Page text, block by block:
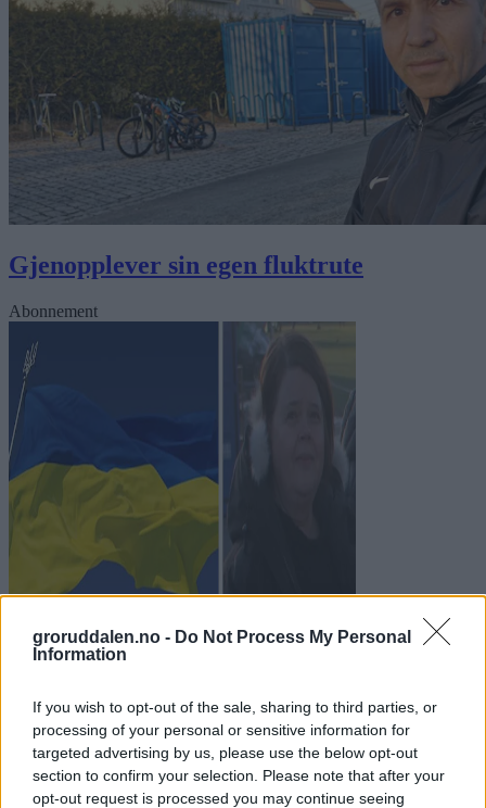
groruddalen.no - Do Not Process My Personal
Information
If you wish to opt-out of the sale, sharing to third parties, or
processing of your personal or sensitive information for
targeted advertising by us, please use the below opt-out
section to confirm your selection. Please note that after your
opt-out request is processed you may continue seeing
Gjenopplever sin egen fluktrute
Abonnement
Abonnement